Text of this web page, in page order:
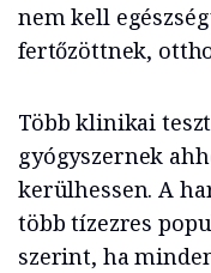
nem kell
fertőzöttnek,
Több klinikai
gyógyszernek
kerülhessen. A
több tízezres
szerint, ha